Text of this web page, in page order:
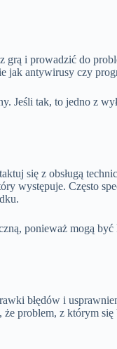
i prowadzić do
jak antywirusy czy
Jeśli tak, to jedno z
się z obsługą
występuje. Często
ponieważ mogą
błędów i
problem, z którym